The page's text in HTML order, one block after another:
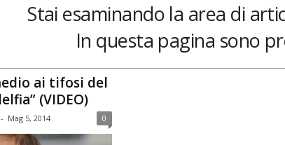
Stai esaminando la area di
In questa pagina sono
ai tifosi del
(VIDEO)
- Mag 5, 2014 0